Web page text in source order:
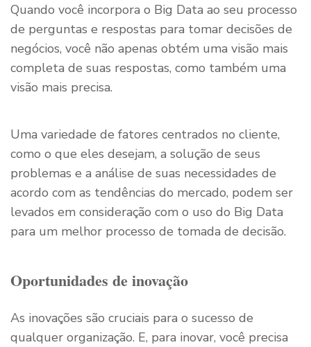
Quando você incorpora o Big Data ao seu processo
de perguntas e respostas para tomar decisões de
negócios, você não apenas obtém uma visão mais
completa de suas respostas, como também uma
visão mais precisa.
Uma variedade de fatores centrados no cliente,
como o que eles desejam, a solução de seus
problemas e a análise de suas necessidades de
acordo com as tendências do mercado, podem ser
levados em consideração com o uso do Big Data
para um melhor processo de tomada de decisão.
Oportunidades de inovação
As inovações são cruciais para o sucesso de
qualquer organização. E, para inovar, você precisa